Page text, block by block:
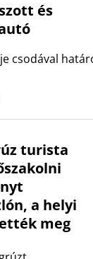
és
csodával
turista
a helyi
meg